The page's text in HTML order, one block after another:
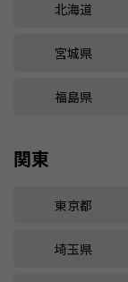
北海道
宮城県
福島県
関東
東京都
埼玉県